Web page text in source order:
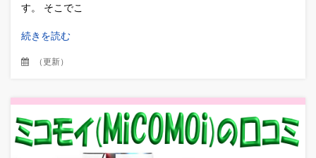
す。 そこでこ
続きを読む
（更新）